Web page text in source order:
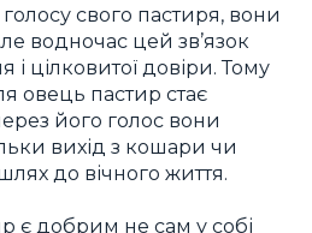
свого пастиря, вони
водночас цей зв’язок
і цілковитої довіри. Тому
овець пастир стає
його голос вони
вихід з кошари чи
до вічного життя.
є добрим не сам у собі